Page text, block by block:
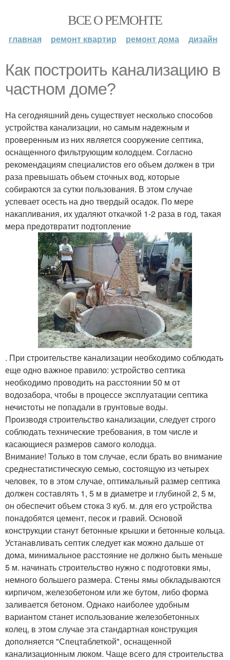
ВСЕ О РЕМОНТЕ
главная ремонт квартир ремонт дома дизайн
Как построить канализацию в
частном доме?
На сегодняшний день существует несколько способов
устройства канализации, но самым надежным и
проверенным из них является сооружение септика,
оснащенного фильтрующим колодцем. Согласно
рекомендациям специалистов его объем должен в три
раза превышать объем сточных вод, которые
собираются за сутки пользования. В этом случае
успевает осесть на дно твердый осадок. По мере
накапливания, их удаляют откачкой 1-2 раза в год, такая
мера предотвратит подтопление
. При строительстве канализации необходимо соблюдать
еще одно важное правило: устройство септика
необходимо проводить на расстоянии 50 м от
водозабора, чтобы в процессе эксплуатации септика
нечистоты не попадали в грунтовые воды.
Производя строительство канализации, следует строго
соблюдать технические требования, в том числе и
касающиеся размеров самого колодца.
Внимание! Только в том случае, если брать во внимание
среднестатистическую семью, состоящую из четырех
человек, то в этом случае, оптимальный размер септика
должен составлять 1, 5 м в диаметре и глубиной 2, 5 м,
он обеспечит объем стока 3 куб. м. для его устройства
понадобятся цемент, песок и гравий. Основой
конструкции станут бетонные крышки и бетонные кольца.
Устанавливать септик следует как можно дальше от
дома, минимальное расстояние не должно быть меньше
5 м. начинать строительство нужно с подготовки ямы,
немного большего размера. Стены ямы обкладываются
кирпичом, железобетоном или же бутом, либо форма
заливается бетоном. Однако наиболее удобным
вариантом станет использование железобетонных
колец, в этом случае эта стандартная конструкция
дополняется "Спецтаблеткой", оснащенной
канализационным люком. Чаще всего для строительства